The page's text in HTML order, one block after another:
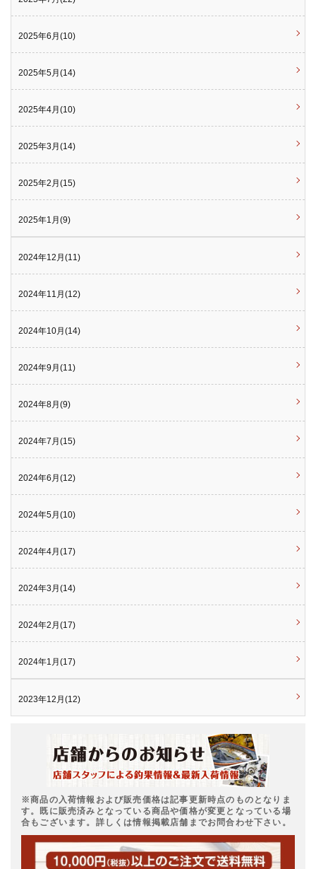
2025年6月(10)
2025年5月(14)
2025年4月(10)
2025年3月(14)
2025年2月(15)
2025年1月(9)
2024年12月(11)
2024年11月(12)
2024年10月(14)
2024年9月(11)
2024年8月(9)
2024年7月(15)
2024年6月(12)
2024年5月(10)
2024年4月(17)
2024年3月(14)
2024年2月(17)
2024年1月(17)
2023年12月(12)
※商品の入荷情報および販売価格は記事更新時点のものとなりま
す。既に販売済みとなっている商品や価格が変更となっている場
合もございます。詳しくは情報掲載店舗までお問合わせ下さい。